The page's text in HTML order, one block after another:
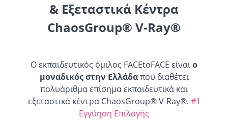
& Εξεταστικά Κέντρα
ChaosGroup® V-Ray®
O εκπαιδευτικός όμιλος FACEtoFACE είναιο
μοναδικός στην Ελλάδαπου διαθέτει
πολυάριθμα επίσημα εκπαιδευτικά και
εξεταστικά κέντρα ChaosGroup® V-Ray®. #1
Εγγύηση Επιλογής